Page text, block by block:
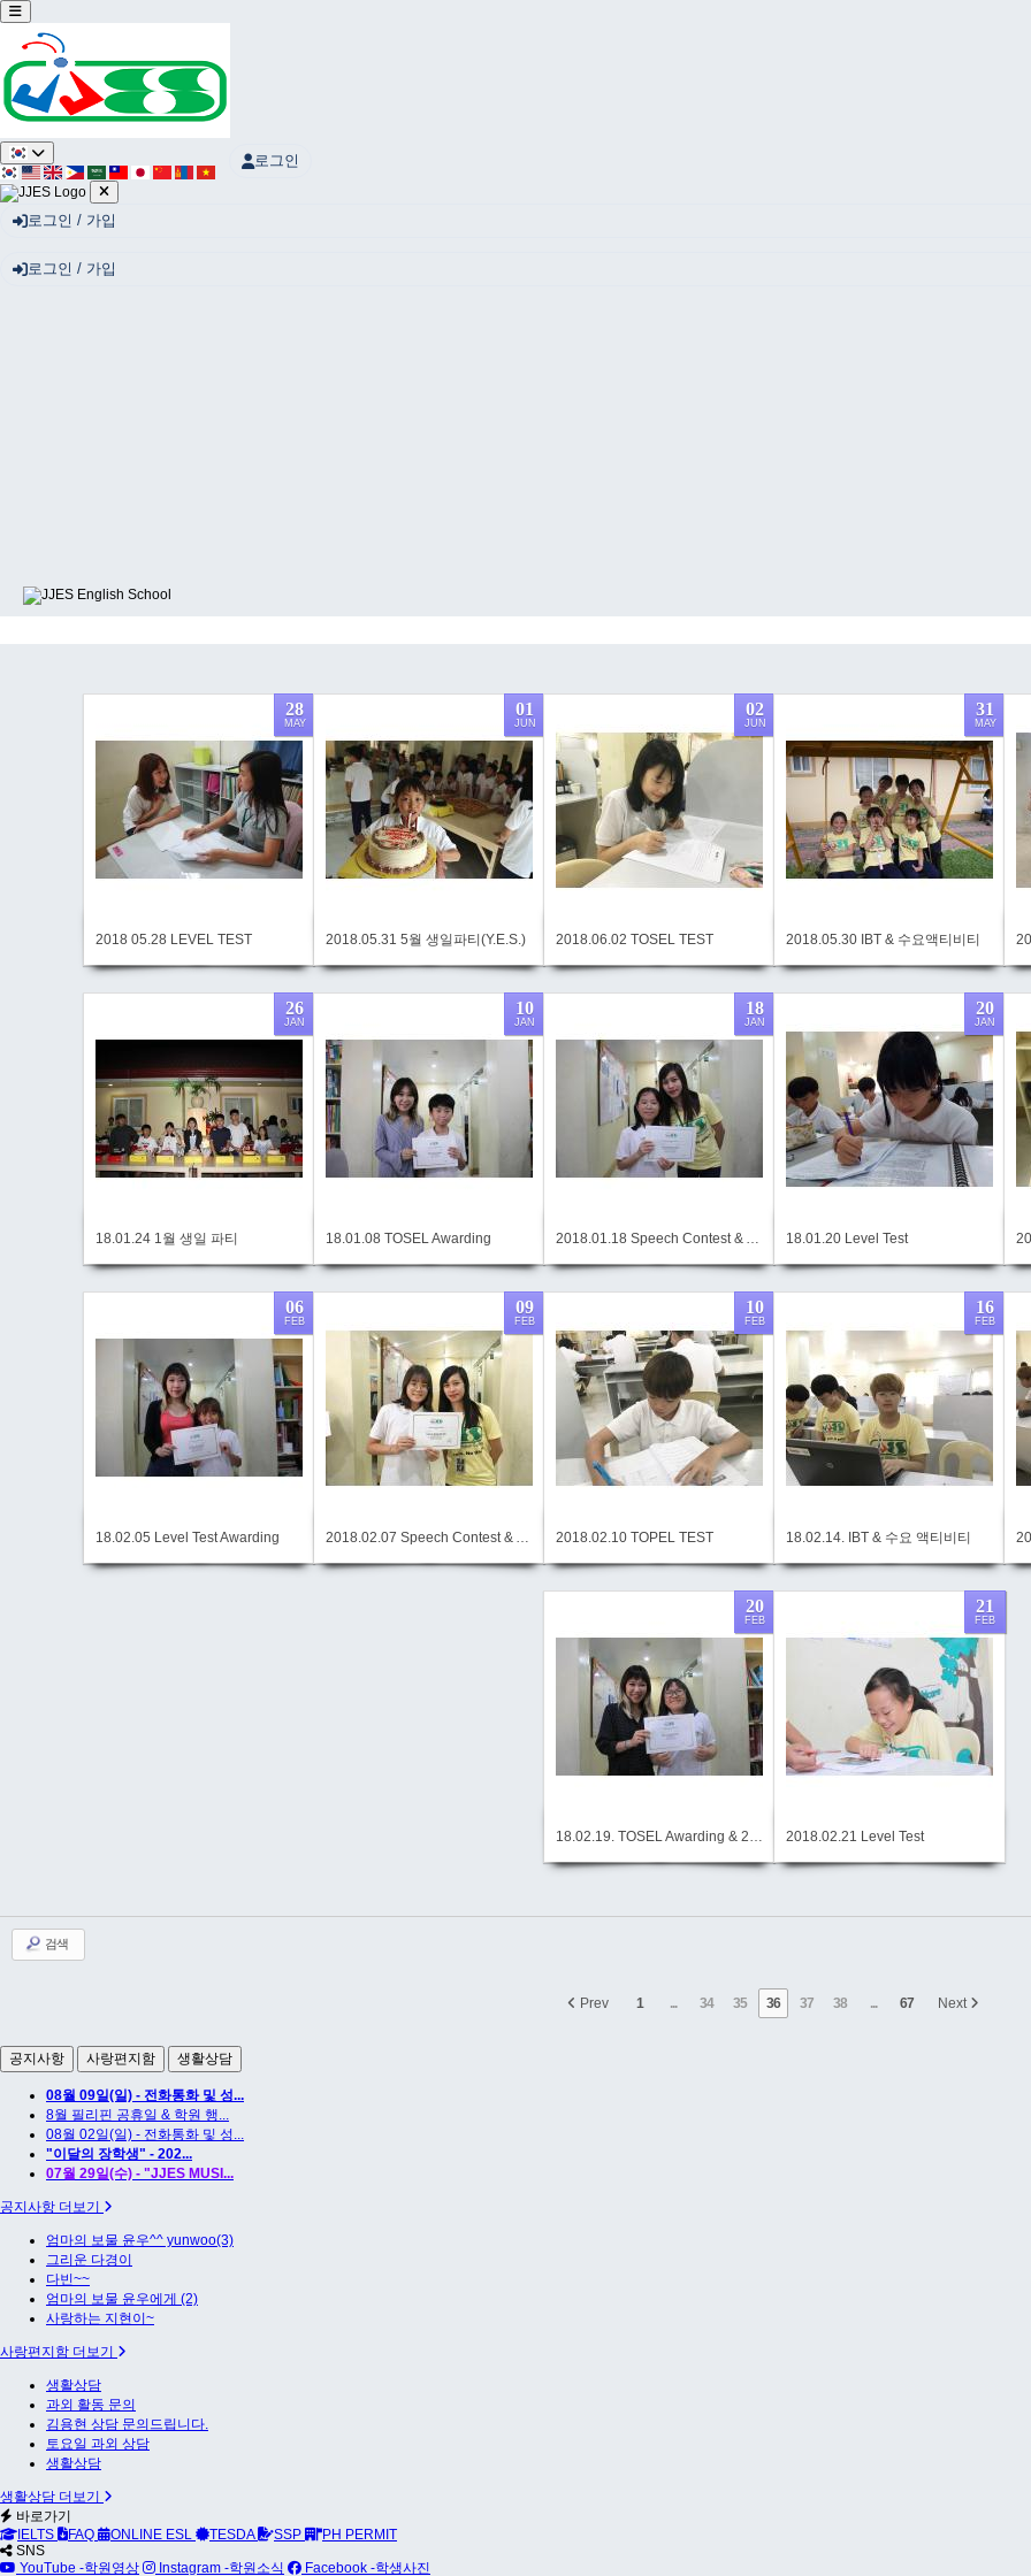
로그인
로그인 / 가입
로그인 / 가입
2018 05.28 LEVEL TEST
28
MAY
2018.05.31 5월 생일파티(Y.E.S.)
01
JUN
2018.06.02 TOSEL TEST
02
JUN
2018.05.30 IBT & 수요액티비티
31
MAY
18.01.24 1월 생일 파티
26
JAN
18.01.08 TOSEL Awarding
10
JAN
2018.01.18 Speech Contest & Awarding
18
JAN
18.01.20 Level Test
20
JAN
18.02.05 Level Test Awarding
06
FEB
2018.02.07 Speech Contest & Awarding
09
FEB
2018.02.10 TOPEL TEST
10
FEB
18.02.14. IBT & 수요 액티비티
16
FEB
18.02.19. TOSEL Awarding & 2월 장학생 시상식
20
FEB
2018.02.21 Level Test
21
FEB
검색
Prev 1 ... 34 35 36 37 38 ... 67 Next
공지사항 사랑편지함 생활상담
08월 09일(일) - 전화통화 및 성...
8월 필리핀 공휴일 & 학원 행...
08월 02일(일) - 전화통화 및 성...
"이달의 장학생" - 202...
07월 29일(수) - "JJES MUSI...
공지사항 더보기
엄마의 보물 윤우^^ yunwoo(3)
그리운 다경이
다빈~~
엄마의 보물 윤우에게 (2)
사랑하는 지현이~
사랑편지함 더보기
생활상담
과외 활동 문의
김용현 상담 문의드립니다.
토요일 과외 상담
생활상담
생활상담 더보기
바로가기
IELTS
FAQ ONLINE ESL TESDA SSP
PH PERMIT
SNS
YouTube -학원영상
Instagram -학원소식 Facebook -학생사진
Sketchbook5, 스케치북5
Sketchbook5, 스케치북5